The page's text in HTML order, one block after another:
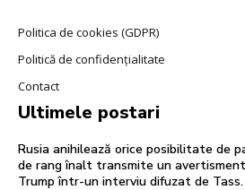
Politica de cookies (GDPR)
Politică de confidențialitate
Contact
Ultimele postari
Rusia anihilează orice posibilitate de
de rang înalt transmite un
Trump într-un interviu difuzat de Tass.